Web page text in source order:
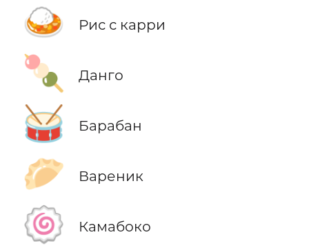
🍛 Рис с карри
🍡 Данго
🥁 Барабан
🥟 Вареник
🍥 Камабоко